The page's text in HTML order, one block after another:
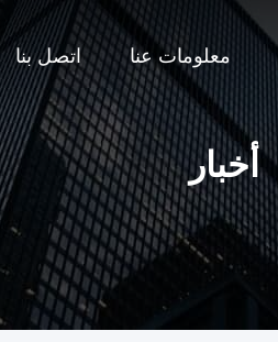
معلومات عنا اتصل بنا
أخبار